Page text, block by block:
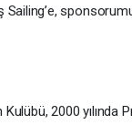
Sailing’e,
2000 yılında